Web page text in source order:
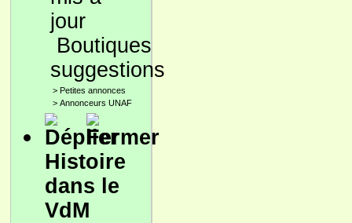
Boutiques
suggestions
> Petites annonces
> Annonceurs UNAF
Histoire
dans le
VdM